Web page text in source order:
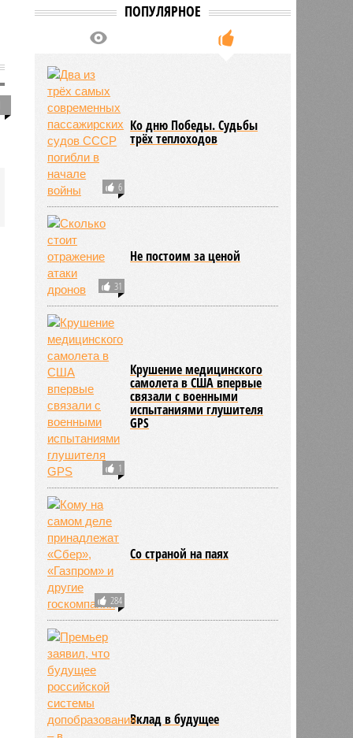
ПОПУЛЯРНОЕ
6
Ко дню Победы. Судьбы
трёх теплоходов
31
Не постоим за ценой
1
Крушение медицинского
самолета в США впервые
связали с военными
испытаниями глушителя
GPS
284
Со страной на паях
Вклад в будущее